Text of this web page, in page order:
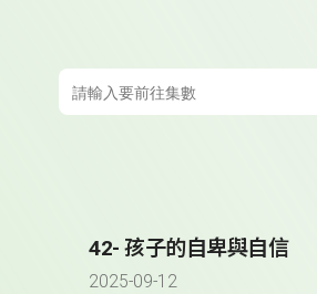
42- 孩子的自卑與自信
2025-09-12